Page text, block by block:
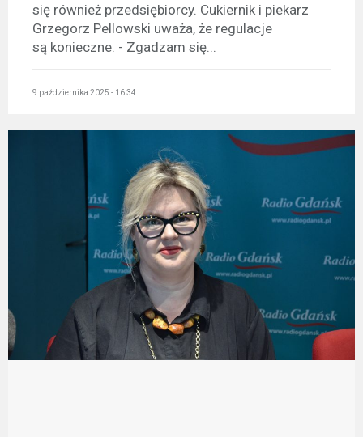
się również przedsiębiorcy. Cukiernik i piekarz
Grzegorz Pellowski uważa, że regulacje
są konieczne. - Zgadzam się...
9 października 2025 - 16:34